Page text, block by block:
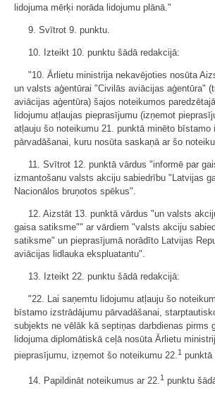
lidojuma mērķi norāda lidojumu plānā."
9. Svītrot 9. punktu.
10. Izteikt 10. punktu šādā redakcijā:
"10. Ārlietu ministrija nekavējoties nosūta
un valsts aģentūrai "Civilās aviācijas aģentūra"
aviācijas aģentūra) šajos noteikumos
lidojumu atļaujas pieprasījumu (izņemot
atļauju šo noteikumu 21. punktā minēto bīstamo
pārvadāšanai, kuru nosūta saskaņā ar šo
11. Svītrot 12. punktā vārdus "informē par
izmantošanu valsts akciju sabiedrību "Latvijas
Nacionālos bruņotos spēkus".
12. Aizstāt 13. punktā vārdus "un valsts
gaisa satiksme"" ar vārdiem "valsts akciju
satiksme" un pieprasījumā norādīto Latvijas
aviācijas lidlauka ekspluatantu".
13. Izteikt 22. punktu šādā redakcijā:
"22. Lai saņemtu lidojumu atļauju šo
bīstamo izstrādājumu pārvadāšanai,
subjekts ne vēlāk kā septiņas darbdienas pirms
lidojuma diplomātiskā ceļā nosūta Ārlietu
pieprasījumu, izņemot šo noteikumu 22.1 punktā
14. Papildināt noteikumus ar 22.1 punktu